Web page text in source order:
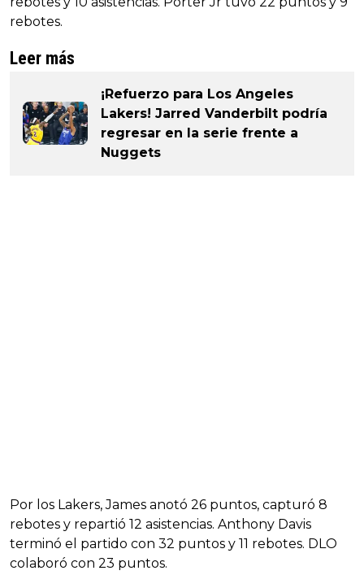
rebotes.
Leer más
¡Refuerzo para Los Angeles
Lakers! Jarred Vanderbilt podría
regresar en la serie frente a
Nuggets
Por los Lakers, James anotó 26 puntos, capturó 8
rebotes y repartió 12 asistencias. Anthony Davis
terminó el partido con 32 puntos y 11 rebotes. DLO
colaboró con 23 puntos.